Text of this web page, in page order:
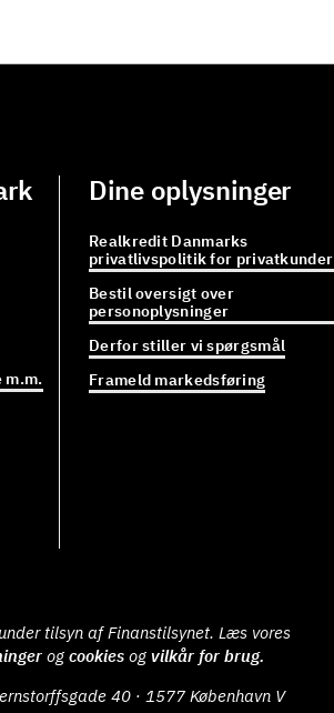
m.m.
Dine oplysninger
Realkredit Danmarks
privatlivspolitik for privatkunder
Bestil oversigt over
personoplysninger
Derfor stiller vi spørgsmål
Frameld markedsføring
tilsyn af Finanstilsynet. Læs vores
og cookies og vilkår for brug.
40 · 1577 København V